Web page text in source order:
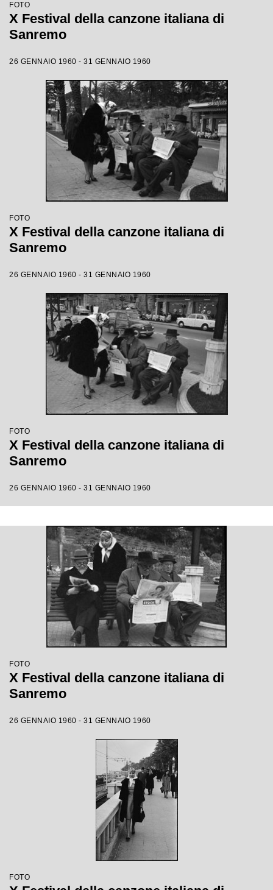
FOTO
X Festival della canzone italiana di
Sanremo
26 GENNAIO 1960 - 31 GENNAIO 1960
FOTO
X Festival della canzone italiana di
Sanremo
26 GENNAIO 1960 - 31 GENNAIO 1960
FOTO
X Festival della canzone italiana di
Sanremo
26 GENNAIO 1960 - 31 GENNAIO 1960
FOTO
X Festival della canzone italiana di
Sanremo
26 GENNAIO 1960 - 31 GENNAIO 1960
FOTO